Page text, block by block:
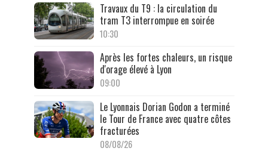
Travaux du T9 : la circulation du
tram T3 interrompue en soirée
10:30
Après les fortes chaleurs, un risque
d'orage élevé à Lyon
09:00
Le Lyonnais Dorian Godon a terminé
le Tour de France avec quatre côtes
fracturées
08/08/26